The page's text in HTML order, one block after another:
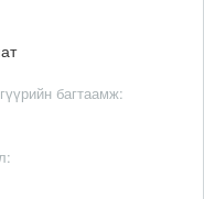
багтаамж: